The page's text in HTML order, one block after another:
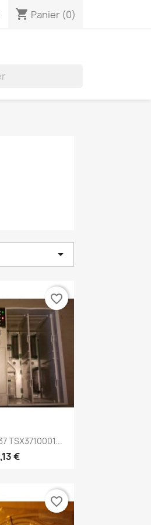
shopping_cart Panier (0)

rapide
TSX3710001...
€
favorite_border
favorite_border